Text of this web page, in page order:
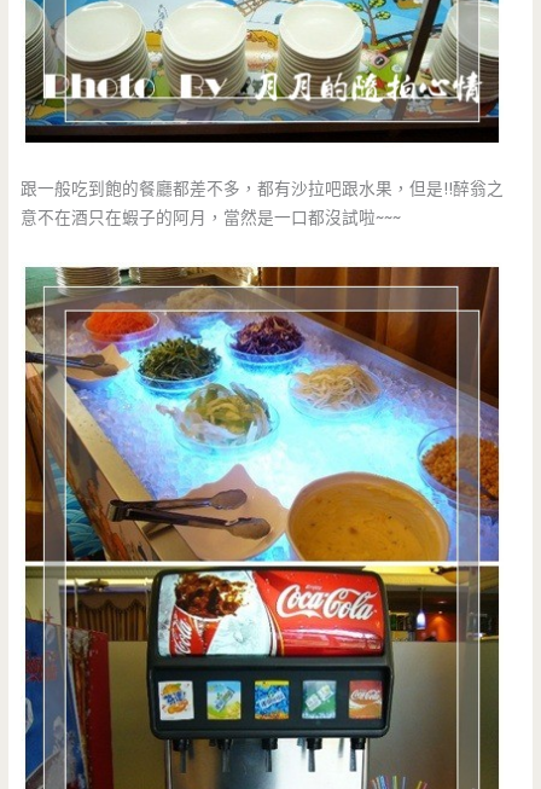
跟一般吃到飽的餐廳都差不多，都有沙拉吧跟水果，但是!!醉翁之
意不在酒只在蝦子的阿月，當然是一口都沒試啦~~~